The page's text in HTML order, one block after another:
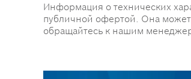
Информация о технических
публичной офертой. Она
обращайтесь к нашим